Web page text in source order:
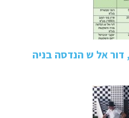
דור אל ש הנדסה בניה